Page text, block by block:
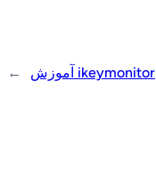
ikeymonitor آموزش →